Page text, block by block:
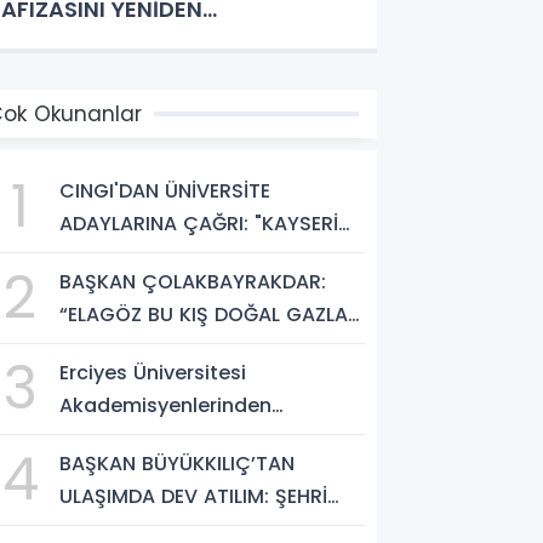
YENİDEN
Okunanlar
1
CINGI'DAN ÜNİVERSİTE
ADAYLARINA ÇAĞRI: "KAYSERİ
HAYATI HEM DE PARLAK BİR
GELECEK SUNUYOR"
2
BAŞKAN ÇOLAKBAYRAKDAR:
“ELAGÖZ BU KIŞ DOĞAL GAZLA
DÖNÜŞÜM BAŞLIYOR!”
3
Erciyes Üniversitesi
Akademisyenlerinden
Disleksi Değerlendirmesinde
Yapay Zekâ Dönemi
4
BAŞKAN BÜYÜKKILIÇ’TAN
ULAŞIMDA DEV ATILIM: ŞEHRİ